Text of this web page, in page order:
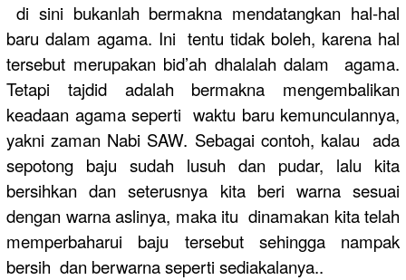
di sini bukanlah bermakna mendatangkan hal-hal
baru dalam agama. Ini tentu tidak boleh, karena hal
tersebut merupakan bid’ah dhalalah dalam agama.
Tetapi tajdid adalah bermakna mengembalikan
keadaan agama seperti waktu baru kemunculannya,
yakni zaman Nabi SAW. Sebagai contoh, kalau ada
sepotong baju sudah lusuh dan pudar, lalu kita
bersihkan dan seterusnya kita beri warna sesuai
dengan warna aslinya, maka itu dinamakan kita telah
memperbaharui baju tersebut sehingga nampak
bersih dan berwarna seperti sediakalanya..